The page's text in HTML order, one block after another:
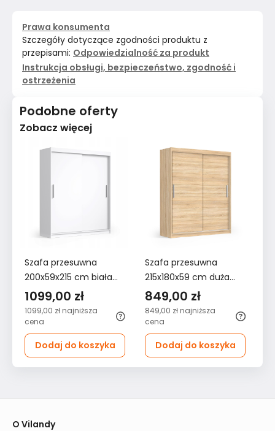
Prawa konsumenta
Szczegóły dotyczące zgodności produktu z
przepisami: Odpowiedzialność za produkt
Instrukcja obsługi, bezpieczeństwo, zgodność i
ostrzeżenia
Podobne oferty
Zobacz więcej
Szafa przesuwna
200x59x215 cm biała
garderoba do sypialni
1099,00 zł
1099,00 zł najniższa
cena
Dodaj do koszyka
Szafa przesuwna
215x180x59 cm duża
dąb sonoma do
sypialni
849,00 zł
849,00 zł najniższa
cena
Dodaj do koszyka
O Vilandy